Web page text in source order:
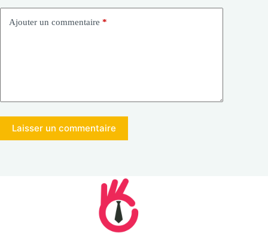
Ajouter un commentaire *
Laisser un commentaire